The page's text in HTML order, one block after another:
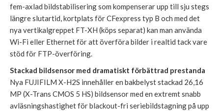
fem-axlad bildstabilisering som kompenserar upp till sju stegs
längre slutartid, kortplats för CFexpress typ B och med det
nya vertikalgreppet FT-XH (köps separat) kan man använda
Wi-Fi eller Ethernet för att överföra bilder i realtid tack vare
stöd för FTP-överföring.
Stackad bildsensor med dramatiskt förbättrad prestanda
Nya FUJIFILM X-H2S innehåller en bakbelyst stackad 26,16
MP (X-Trans CMOS 5 HS) bildsensor med en extremt snabb
avläsningshastighet för blackout-fri seriebildstagning på upp